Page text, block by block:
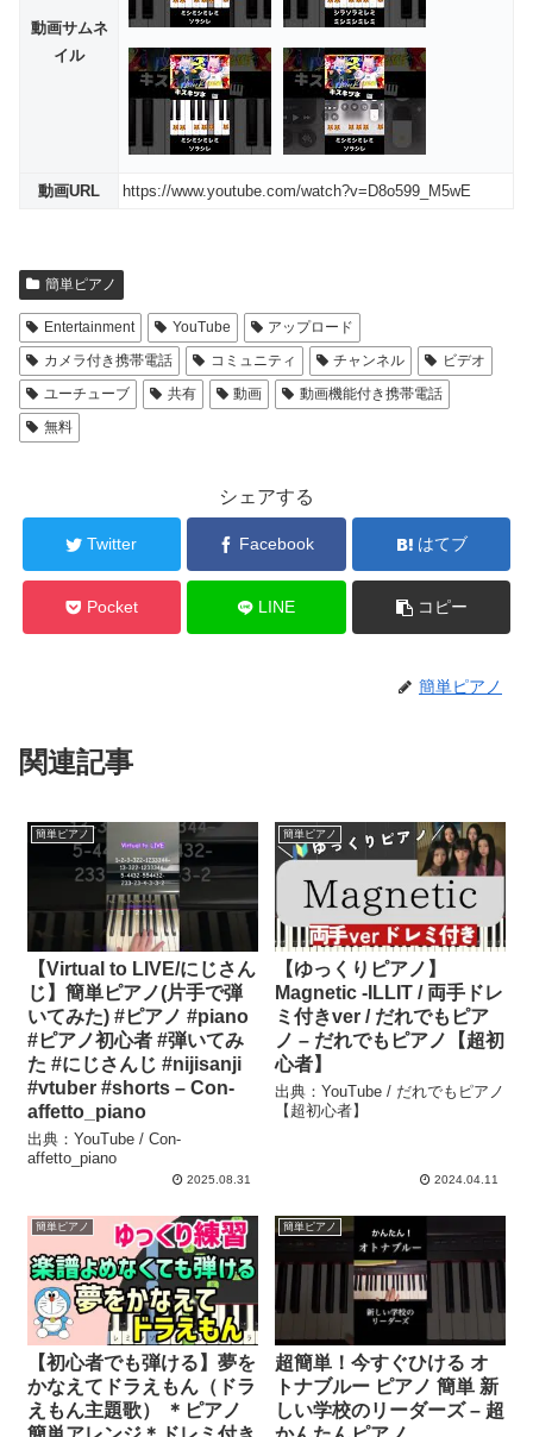
動画サムネ
イル
動画URL https://www.youtube.com/watch?v=D8o599_M5wE
簡単ピアノ
Entertainment YouTube
アップロード
カメラ付き携帯電話
コミュニティ チャンネル
ビデオ
ユーチューブ
共有 動画
動画機能付き携帯電話
無料
シェアする
Twitter Facebook はてブ
Pocket LINE コピー
簡単ピアノ
関連記事
簡単ピアノ
【Virtual to LIVE/にじさん
じ】簡単ピアノ(片手で弾
いてみた) #ピアノ #piano
#ピアノ初心者 #弾いてみ
た #にじさんじ #nijisanji
#vtuber #shorts – Con-
affetto_piano
出典：YouTube / Con-
affetto_piano
2025.08.31
簡単ピアノ
【ゆっくりピアノ】
Magnetic -ILLIT / 両手ドレ
ミ付きver / だれでもピア
ノ – だれでもピアノ【超初
心者】
出典：YouTube / だれでもピアノ
【超初心者】
2024.04.11
簡単ピアノ
【初心者でも弾ける】夢を
かなえてドラえもん（ドラ
えもん主題歌） ＊ピアノ
簡単ピアノ
超簡単！今すぐひける オ
トナブルー ピアノ 簡単 新
しい学校のリーダーズ – 超